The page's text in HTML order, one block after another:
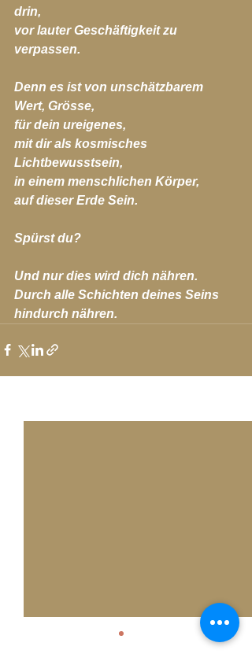
drin,
vor lauter Geschäftigkeit zu
verpassen.
Denn es ist von unschätzbarem
Wert, Grösse,
für dein ureigenes,
mit dir als kosmisches
Lichtbewusstsein,
in einem menschlichen Körper,
auf dieser Erde Sein.
Spürst du?
Und nur dies wird dich nähren.
Durch alle Schichten deines Seins
hindurch nähren.